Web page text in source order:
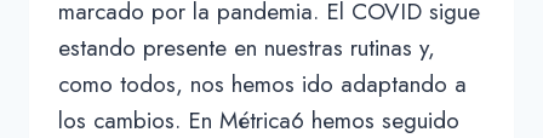
marcado por la pandemia. El COVID sigue
estando presente en nuestras rutinas y,
como todos, nos hemos ido adaptando a
los cambios. En Métrica6 hemos seguido